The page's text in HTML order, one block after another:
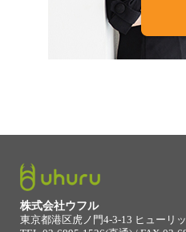
株式会社ウフル
東京都港区虎ノ門4-3-13 ヒューリ